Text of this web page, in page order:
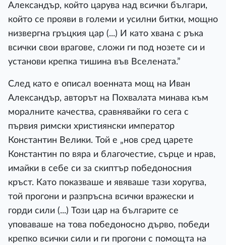
Александър, който царува над всички българи,
който се прояви в големи и усилни битки, мощно
низвергна гръцкия цар (...) И като хвана с ръка
всички свои врагове, сложи ги под нозете си и
установи крепка тишина във Вселената.”
След като е описал военната мощ на Иван
Александър, авторът на Похвалата минава към
моралните качества, сравнявайки го сега с
първия римски християнски император
Константин Велики. Той е „нов сред царете
Константин по вяра и благочестие, сърце и нрав,
имайки в себе си за скиптър победоносния
кръст. Като показваше и явяваше тази хоругва,
той прогони и разпръсна всички вражески и
горди сили (...) Този цар на българите се
уповаваше на това победоносно дърво, победи
крепко всички сили и ги прогони с помощта на